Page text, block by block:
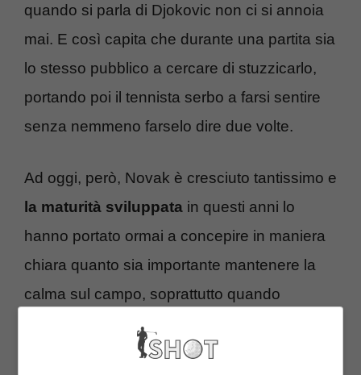
quando si parla di Djokovic non ci si annoia
mai. E così capita che durante una partita sia
lo stesso pubblico a cercare di stuzzicarlo,
portando poi il tennista serbo a farsi sentire
senza nemmeno farselo dire due volte.
Ad oggi, però, Novak è cresciuto tantissimo e
la maturità sviluppata in questi anni lo
hanno portato ormai a concepire in maniera
chiara quanto sia importante mantenere la
calma sul campo, soprattutto quando
l’obiettivo è davvero molto importante. Certo,
è stato lui stesso nelle scorse settimane a